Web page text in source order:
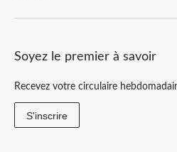
Soyez le premier à savoir
Recevez votre circulaire
S'inscrire